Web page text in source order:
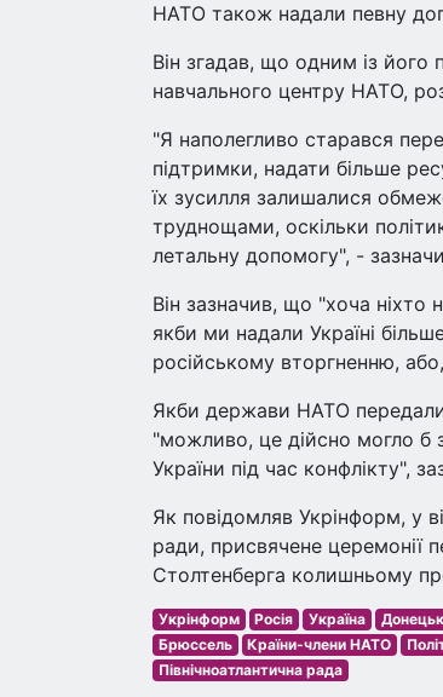
НАТО також надали певну
Він згадав, що одним із його
навчального центру НАТО,
"Я наполегливо старався
підтримки, надати більше
їх зусилля залишалися
труднощами, оскільки
летальну допомогу", -
Він зазначив, що "хоча
якби ми надали Україні
російському вторгненню,
Якби держави НАТО
"можливо, це дійсно могло б
України під час конфлікту",
Як повідомляв Укрінформ, у
ради, присвячене церемонії
Столтенберга колишньому
Укрінформ Росія Україна
Брюссель
Країни-члени НАТО
Північноатлантична рада